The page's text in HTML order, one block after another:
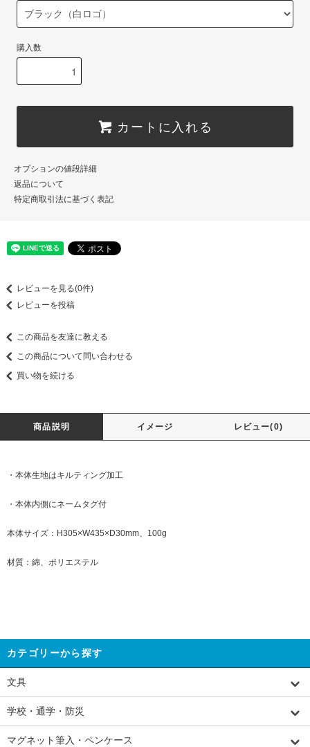
購入数
カートに入れる
オプションの値段詳細
返品について
特定商取引法に基づく表記
レビューを見る(0件)
レビューを投稿
この商品を友達に教える
この商品について問い合わせる
買い物を続ける
商品説明 イメージ レビュー(0)
・本体生地はキルティング加工
・本体内側にネームタグ付
本体サイズ：H305×W435×D30mm、100g
材質：綿、ポリエステル
カテゴリーから探す
文具
学校・通学・防災
マグネット筆入・ペンケース